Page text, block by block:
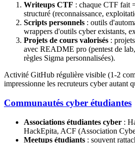
Writeups CTF : chaque CTF fait
structuré (reconnaissance,
Scripts personnels : outils
wrappers d'outils cyber existants,
Projets de cours valorisés :
avec README pro (pentest de
règles Sigma personnalisées).
Activité GitHub régulière visible (1-2
impressionne les recruteurs cyber autant
Communautés cyber étudiantes
Associations étudiantes cyber :
HackEpita, ACF (Association
Meetups étudiants : souvent